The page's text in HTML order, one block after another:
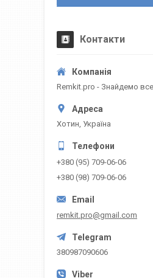
Контакти
Remkit.pro - Знайдемо
Хотин, Україна
+380 (95) 709-06-06
+380 (98) 709-06-06
remkit.pro@gmail.com
380987090606